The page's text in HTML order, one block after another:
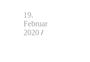
19.
Februar
2020 /